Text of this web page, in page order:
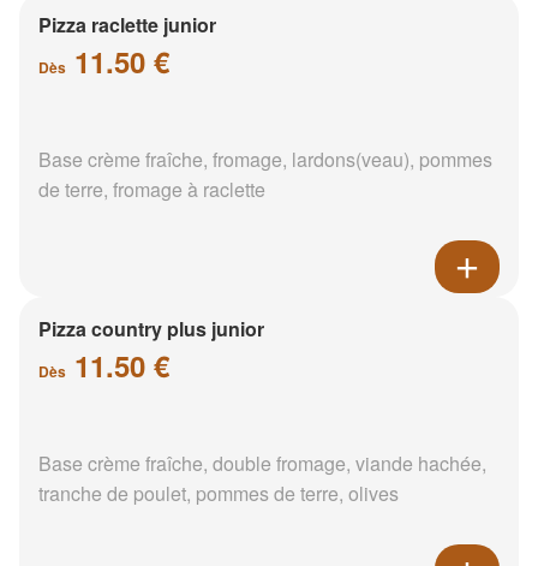
Pizza raclette junior
Dès 11.50 €
Base crème fraîche, fromage, lardons(veau), pommes
de terre, fromage à raclette
Pizza country plus junior
Dès 11.50 €
Base crème fraîche, double fromage, viande hachée,
tranche de poulet, pommes de terre, olives